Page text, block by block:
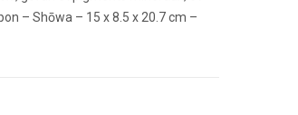
– Shōwa – 15 x 8.5 x 20.7 cm –